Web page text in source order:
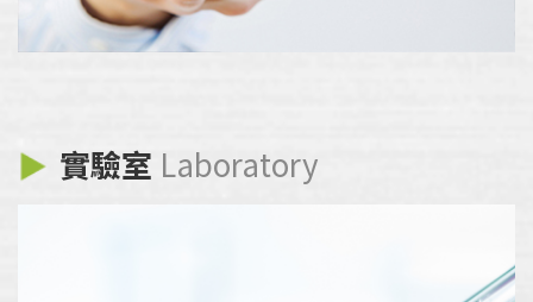
實驗室 Laboratory